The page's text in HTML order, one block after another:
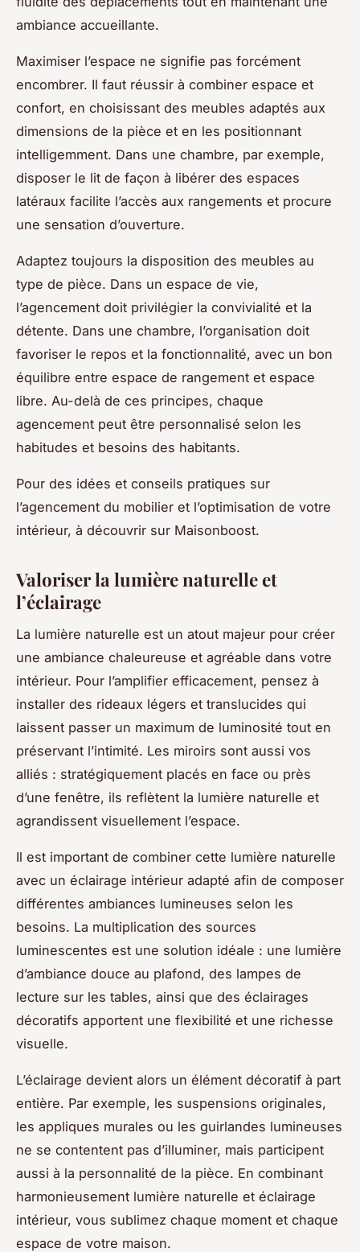
ambiance accueillante.
Maximiser l’espace ne signifie pas forcément
encombrer. Il faut réussir à combiner espace et
confort, en choisissant des meubles adaptés aux
dimensions de la pièce et en les positionnant
intelligemment. Dans une chambre, par exemple,
disposer le lit de façon à libérer des espaces
latéraux facilite l’accès aux rangements et procure
une sensation d’ouverture.
Adaptez toujours la disposition des meubles au
type de pièce. Dans un espace de vie,
l’agencement doit privilégier la convivialité et la
détente. Dans une chambre, l’organisation doit
favoriser le repos et la fonctionnalité, avec un bon
équilibre entre espace de rangement et espace
libre. Au-delà de ces principes, chaque
agencement peut être personnalisé selon les
habitudes et besoins des habitants.
Pour des idées et conseils pratiques sur
l’agencement du mobilier et l’optimisation de votre
intérieur, à découvrir sur Maisonboost.
Valoriser la lumière naturelle et
l’éclairage
La lumière naturelle est un atout majeur pour créer
une ambiance chaleureuse et agréable dans votre
intérieur. Pour l’amplifier efficacement, pensez à
installer des rideaux légers et translucides qui
laissent passer un maximum de luminosité tout en
préservant l’intimité. Les miroirs sont aussi vos
alliés : stratégiquement placés en face ou près
d’une fenêtre, ils reflètent la lumière naturelle et
agrandissent visuellement l’espace.
Il est important de combiner cette lumière naturelle
avec un éclairage intérieur adapté afin de composer
différentes ambiances lumineuses selon les
besoins. La multiplication des sources
luminescentes est une solution idéale : une lumière
d’ambiance douce au plafond, des lampes de
lecture sur les tables, ainsi que des éclairages
décoratifs apportent une flexibilité et une richesse
visuelle.
L’éclairage devient alors un élément décoratif à part
entière. Par exemple, les suspensions originales,
les appliques murales ou les guirlandes lumineuses
ne se contentent pas d’illuminer, mais participent
aussi à la personnalité de la pièce. En combinant
harmonieusement lumière naturelle et éclairage
intérieur, vous sublimez chaque moment et chaque
espace de votre maison.